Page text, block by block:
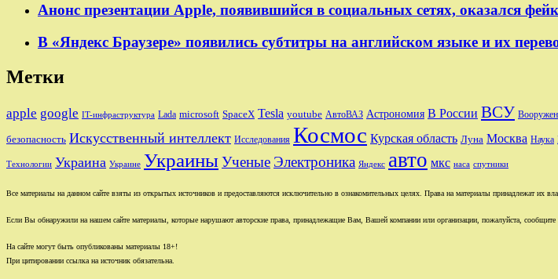
Анонс презентации Apple, появившийся в социальных сетях, оказался
В «Яндекс Браузере» появились субтитры на английском языке и их
Метки
apple google IT-инфраструктура Lada microsoft SpaceX Tesla youtube АвтоВАЗ Астрономия В России ВСУ
безопасность Искусственный интеллект Исследования Космос Курская область Луна Москва Наука
Технологии Украина Украине УкраиныУченые Электроника Яндекс авто мкс наса спутники
Все материалы на данном сайте взяты из открытых источников и предоставляются исключительно в ознакомительных целях. Права на материалы принадлежат их
Если Вы обнаружили на нашем сайте материалы, которые нарушают авторские права, принадлежащие Вам, Вашей компании или организации, пожалуйста, сообщите
На сайте могут быть опубликованы материалы 18+!
При цитировании ссылка на источник обязательна.